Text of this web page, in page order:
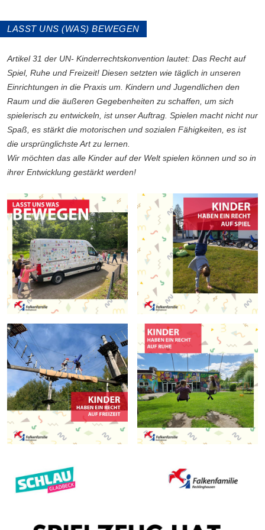
LASST UNS (WAS) BEWEGEN
Artikel 31 der UN- Kinderrechtskonvention lautet: Das Recht auf
Spiel, Ruhe und Freizeit! Diesen setzten wie täglich in unseren
Einrichtungen in die Praxis um. Kindern und Jugendlichen den
Raum und die äußeren Gegebenheiten zu schaffen, um sich
spielerisch zu entwickeln, ist unser Auftrag. Spielen macht nicht nur
Spaß, es stärkt die motorischen und sozialen Fähigkeiten, es ist
die ursprünglichste Art zu lernen.
Wir möchten das alle Kinder auf der Welt spielen können und so in
ihrer Entwicklung gestärkt werden!